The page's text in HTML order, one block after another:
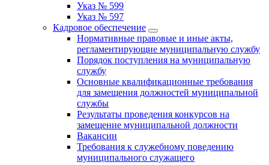
Указ № 599
Указ № 597
Кадровое обеспечение
Нормативные правовые и иные акты,
регламентирующие муниципальную службу
Порядок поступления на муниципальную
службу
Основные квалификационные требования
для замещения должностей муниципальной
службы
Результаты проведения конкурсов на
замещение муниципальной должности
Вакансии
Требования к служебному поведению
муниципального служащего